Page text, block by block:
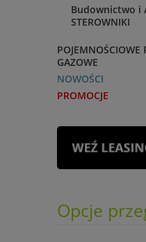
Budownictwo i
STEROWNIKI
POJEMNOŚCIOWE
GAZOWE
NOWOŚCI
PROMOCJE
Opcje